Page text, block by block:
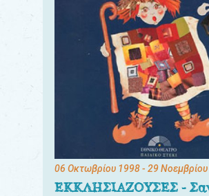
06 Οκτωβρίου 1998- 29
ΕΚΚΛΗΣΙΑΖΟΥΣΕΣ -